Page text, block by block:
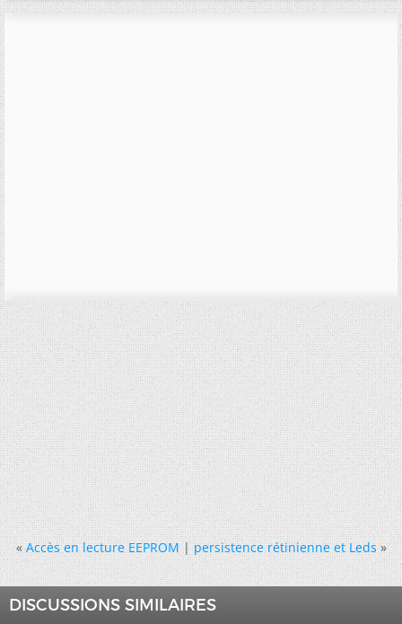
« Accès en lecture EEPROM|persistence rétinienne et Leds »
DISCUSSIONS SIMILAIRES